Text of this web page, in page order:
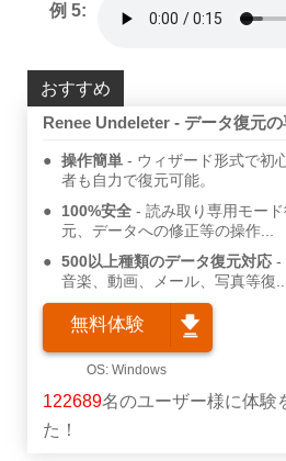
例 5:
おすすめ
Renee Undeleter - データ復元
操作簡単
ウィザード形式で初
者も自力で復元可能。
100%安全
読み取り専用モード
元、データへの修正等の操作...
500以上種類のデータ復元対応
音楽、動画、メール、写真等復...
無料体験
122689名のユーザー様に体験
た！